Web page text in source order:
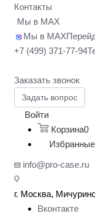
Контакты
Мы в MAX
Мы в MAX
+7 (499) 371-77-94
Заказать звонок
Задать вопрос
Войти
Корзина0
info@pro-case.ru
г. Москва,
Вконтакте